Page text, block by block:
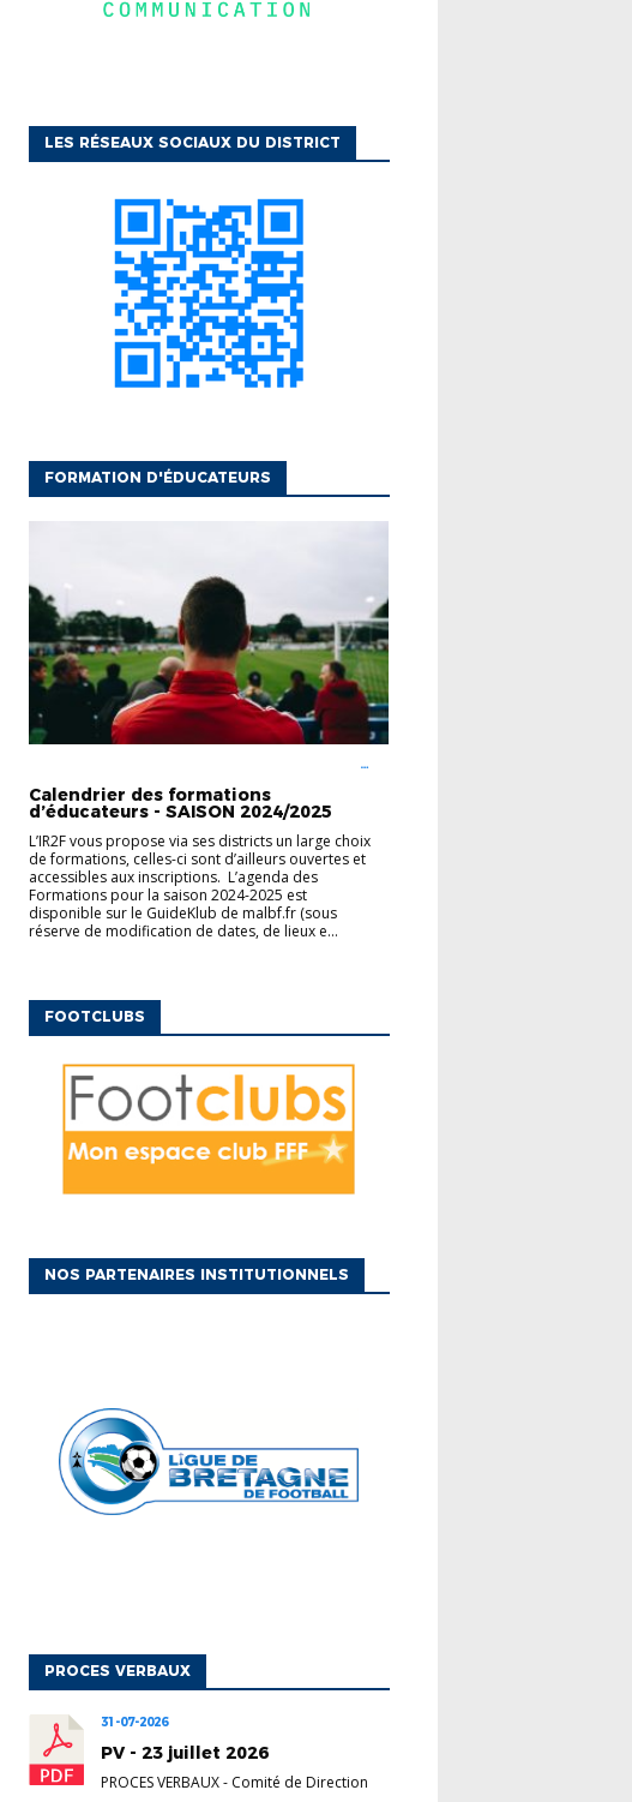
LES RÉSEAUX SOCIAUX DU DISTRICT
FORMATION D'ÉDUCATEURS
Calendrier des formations
d’éducateurs - SAISON 2024/2025
L’IR2F vous propose via ses districts un large choix
de formations, celles-ci sont d’ailleurs ouvertes et
accessibles aux inscriptions. L’agenda des
Formations pour la saison 2024-2025 est
disponible sur le GuideKlub de malbf.fr (sous
réserve de modification de dates, de lieux e...
FOOTCLUBS
NOS PARTENAIRES INSTITUTIONNELS
PROCES VERBAUX
31-07-2026
PV - 23 juillet 2026
PROCES VERBAUX- Comité de Direction